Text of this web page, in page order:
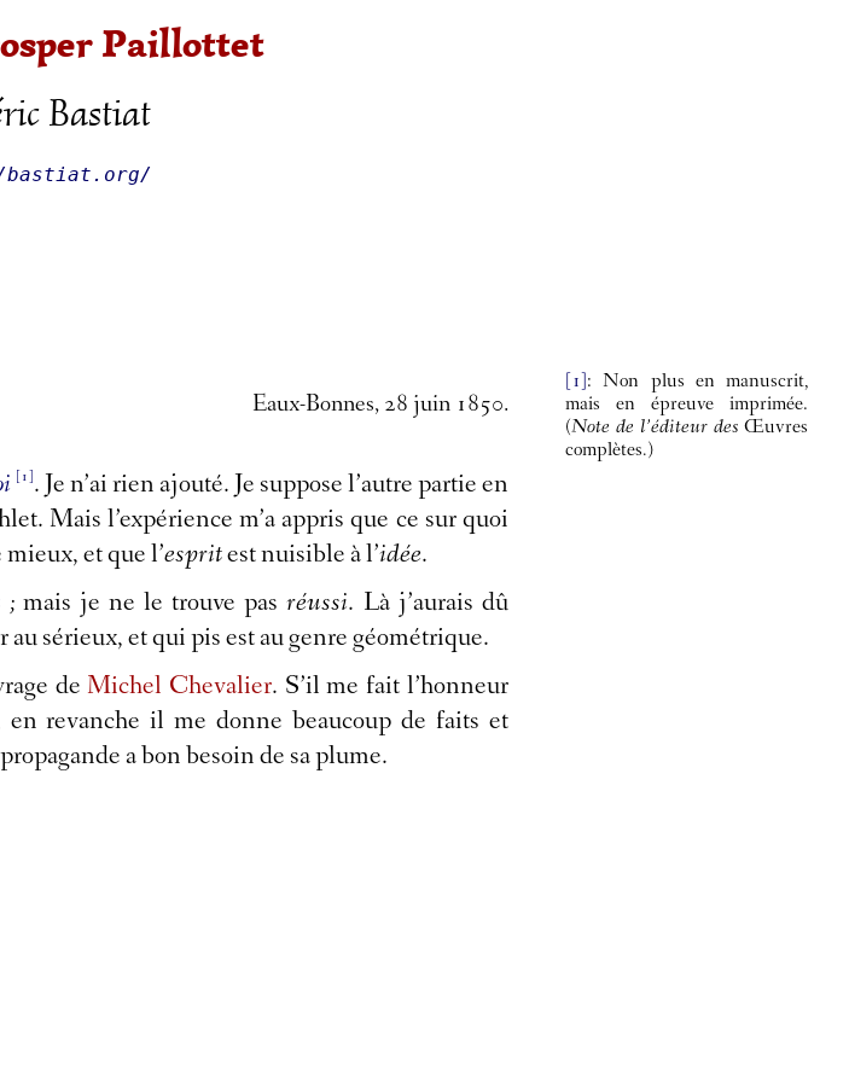
Paillottet
Bastiat
Eaux-Bonnes, 28 juin 1850.
[1] . Je n’ai rien ajouté. Je suppose l’autre partie en
Mais l’expérience m’a appris que ce sur quoi
et que l’espritest nuisible à l’idée.
;mais je ne le trouve pasréussi. Là j’aurais dû
sérieux, et qui pis est au genre géométrique.
deMichel Chevalier. S’il me fait l’honneur
en revanche il me donne beaucoup de faits et
a bon besoin de sa plume.
[1] : Non plus en manuscrit,
mais en épreuve imprimée.
(Note de l’éditeur desŒuvres
complètes.)